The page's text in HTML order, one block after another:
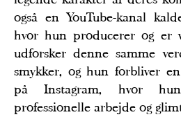
også en YouTube-kanal
hvor hun producerer og er
udforsker denne samme
smykker, og hun forbliver
på Instagram, hvor
professionelle arbejde og